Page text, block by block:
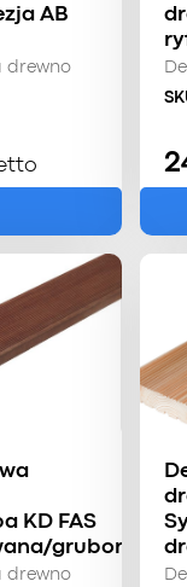
AB
drewno
KD FAS
drewno